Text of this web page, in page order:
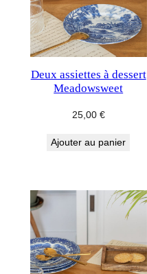
Deux assiettes à dessert
Meadowsweet
25,00 €
Ajouter au panier